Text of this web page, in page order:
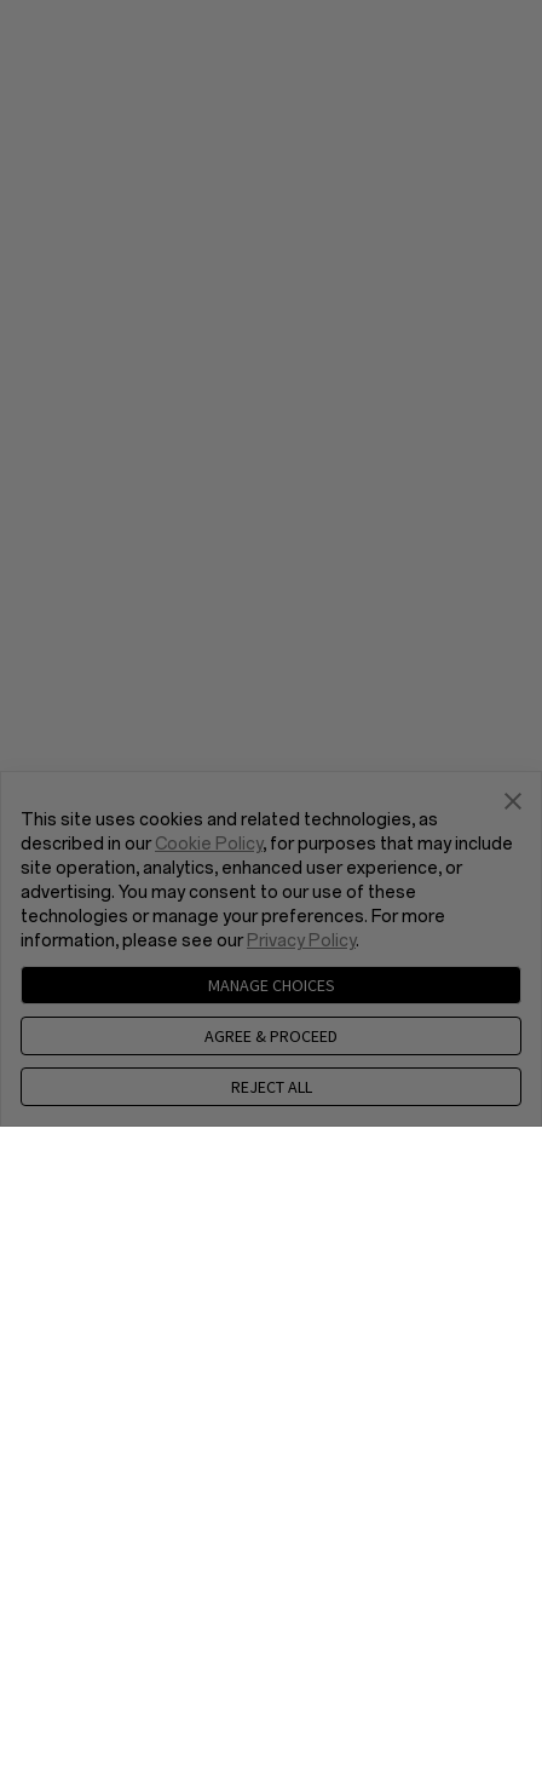
This site uses cookies and related technologies, as
described in ourCookie Policy, for purposes that may include
site operation, analytics, enhanced user experience, or
advertising. You may consent to our use of these
technologies or manage your preferences. For more
information, please see our Privacy Policy.
MANAGE CHOICES
AGREE & PROCEED
REJECT ALL